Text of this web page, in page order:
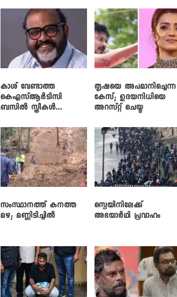
ലാപ്ടോപ്പുകളും
കാശ് വേണ്ടാത്ത
കെഎസ്ആർടിസി
ബസിൽ സ്ത്രീകൾ
ജോൺ
തൃഷയെ അപമാനിച്ചെന്ന
കേസ്; ഉദയനിധിയെ
അറസ്റ്റ് ചെയ്തു
സംസ്ഥാനത്ത് കനത്ത
മഴ; മണ്ണിടിച്ചിൽ
സ്പെയിനിലേക്ക്
അഭയാർഥി പ്രവാഹം